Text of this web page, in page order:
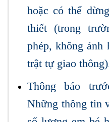
hoặc có thể
thiết (trong
phép, không ảnh
trật tự giao
Thông báo
Những thông tin